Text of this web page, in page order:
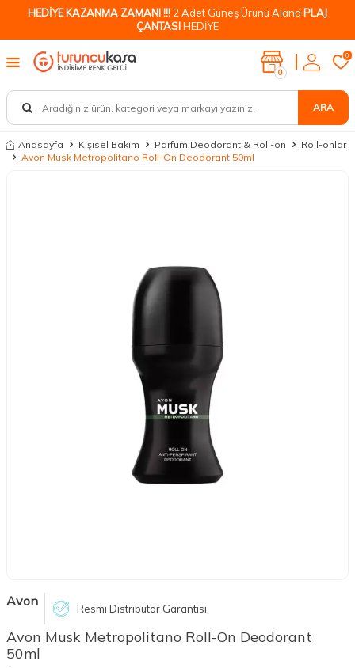
HEDİYE KAZANMA ZAMANI !!! 2 Adet Güneş Ürünü Alana PLAJ
ÇANTASIHEDİYE
ARA
0
0
Anasayfa Kişisel Bakım Parfüm Deodorant & Roll-on
Roll-onlar
Avon Musk Metropolitano Roll-On Deodorant 50ml
Avon Resmi Distribütör Garantisi
Avon Musk Metropolitano Roll-On Deodorant
50ml